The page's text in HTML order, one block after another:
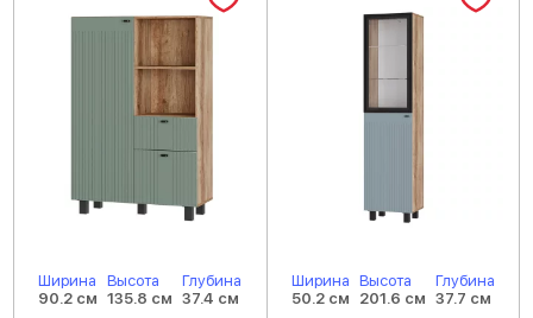
Ширина
90.2 см
Высота
135.8 см
Глубина
37.4 см
Ширина
50.2 см
Высота
201.6 см
Глубина
37.7 см